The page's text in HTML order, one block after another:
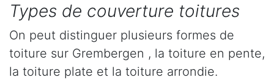
Types de couverture toitures
On peut distinguer plusieurs formes de
toiture sur Grembergen , la toiture en pente,
la toiture plate et la toiture arrondie.